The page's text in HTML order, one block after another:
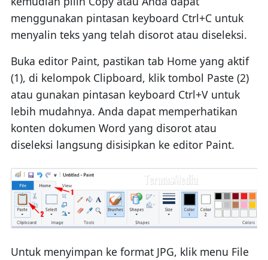
menggunakan pintasan keyboard Ctrl+C untuk
menyalin teks yang telah disorot atau diseleksi.
Buka editor Paint, pastikan tab Home yang aktif
(1), di kelompok Clipboard, klik tombol Paste (2)
atau gunakan pintasan keyboard Ctrl+V untuk
lebih mudahnya. Anda dapat memperhatikan
konten dokumen Word yang disorot atau
diseleksi langsung disisipkan ke editor Paint.
Untuk menyimpan ke format JPG, klik menu File